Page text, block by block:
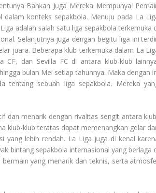
Bahkan Juga Mereka Mempunyai
dalam konteks sepakbola. Menuju pada La
adalah salah satu liga sepakbola terkemuka
Selanjutnya juga dengan begitu liga ini
juara. Beberapa klub terkemuka dalam La
CF, dan Sevilla FC di antara klub-klub
bulan Mei setiap tahunnya. Maka dengan
tentang sebuah liga sepakbola. Mereka
dan menarik dengan rivalitas sengit antara
klub-klub teratas dapat memenangkan gelar
yang lebih rendah. La Liga juga di kenal
bintang sepakbola internasional yang berlaga
yang menarik dan teknis, serta